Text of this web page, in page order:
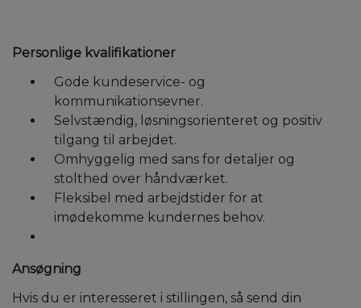
Personlige kvalifikationer
Gode kundeservice- og
kommunikationsevner.
Selvstændig, løsningsorienteret og positiv
tilgang til arbejdet.
Omhyggelig med sans for detaljer og
stolthed over håndværket.
Fleksibel med arbejdstider for at
imødekomme kundernes behov.
Ansøgning
Hvis du er interesseret i stillingen, så send din